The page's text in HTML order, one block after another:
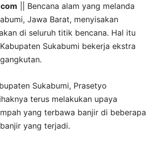
|| Bencana alam yang melanda
Jawa Barat, menyisakan
di seluruh titik bencana. Hal itu
Sukabumi bekerja ekstra
Sukabumi, Prasetyo
terus melakukan upaya
yang terbawa banjir di beberapa
yang terjadi.